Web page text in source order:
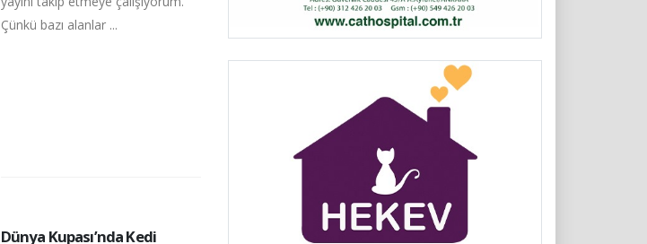
Çünkü bazı alanlar ...
Dünya Kupası’nda Kedi